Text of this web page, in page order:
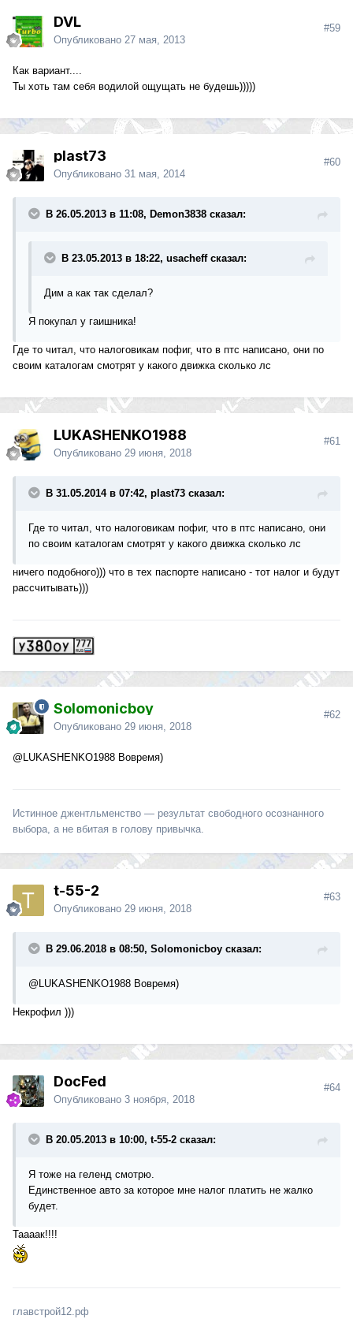
DVL
Опубликовано 27 мая, 2013
#59
Как вариант....
Ты хоть там себя водилой ощущать не будешь)))))
plast73
Опубликовано 31 мая, 2014
#60
В 26.05.2013 в 11:08, Demon3838 сказал:
В 23.05.2013 в 18:22, usacheff сказал:
Дим а как так сделал?
Я покупал у гаишника!
Где то читал, что налоговикам пофиг, что в птс написано, они по
своим каталогам смотрят у какого движка сколько лс
LUKASHENKO1988
Опубликовано 29 июня, 2018
#61
В 31.05.2014 в 07:42, plast73 сказал:
Где то читал, что налоговикам пофиг, что в птс написано, они
по своим каталогам смотрят у какого движка сколько лс
ничего подобного))) что в тех паспорте написано - тот налог и будут
рассчитывать)))
Solomonicboy
Опубликовано 29 июня, 2018
#62
@LUKASHENKO1988 Вовремя)
Истинное джентльменство — результат свободного осознанного
выбора, а не вбитая в голову привычка.
t-55-2
Опубликовано 29 июня, 2018
#63
В 29.06.2018 в 08:50, Solomonicboy сказал:
@LUKASHENKO1988 Вовремя)
Некрофил )))
DocFed
Опубликовано 3 ноября, 2018
#64
В 20.05.2013 в 10:00, t-55-2 сказал:
Я тоже на геленд смотрю.
Единственное авто за которое мне налог платить не жалко
будет.
Таааак!!!!
главстрой12.рф